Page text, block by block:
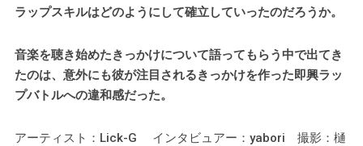
ラップスキルはどのようにして確立していったのだろうか。
音楽を聴き始めたきっかけについて語ってもらう中で出てき
たのは、意外にも彼が注目されるきっかけを作った即興ラッ
プバトルへの違和感だった。
アーティスト：Lick-G インタビュアー：yabori 撮影：樋